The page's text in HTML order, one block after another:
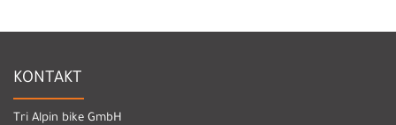
KONTAKT
Tri Alpin bike GmbH